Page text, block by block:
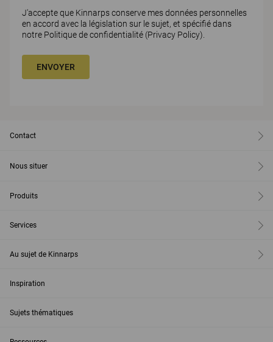
J'accepte que Kinnarps conserve mes données personnelles
en accord avec la législation sur le sujet, et spécifié dans
notre Politique de confidentialité (Privacy Policy)
ENVOYER
Contact
Nous situer
Produits
Services
Au sujet de Kinnarps
Inspiration
Sujets thématiques